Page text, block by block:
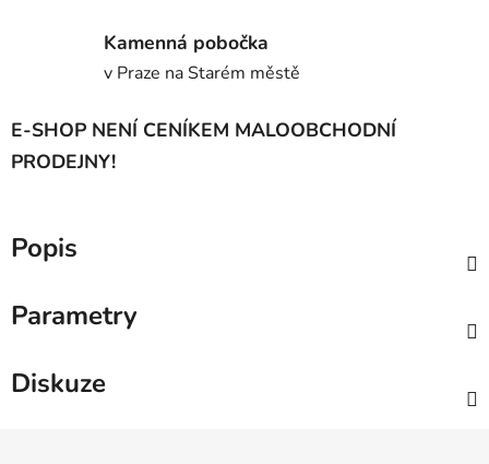
Kamenná pobočka
v Praze na Starém městě
E-SHOP NENÍ CENÍKEM MALOOBCHODNÍ
PRODEJNY!
Popis
Parametry
Diskuze